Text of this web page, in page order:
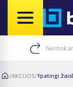
/AKCIJOS/Ypatingi